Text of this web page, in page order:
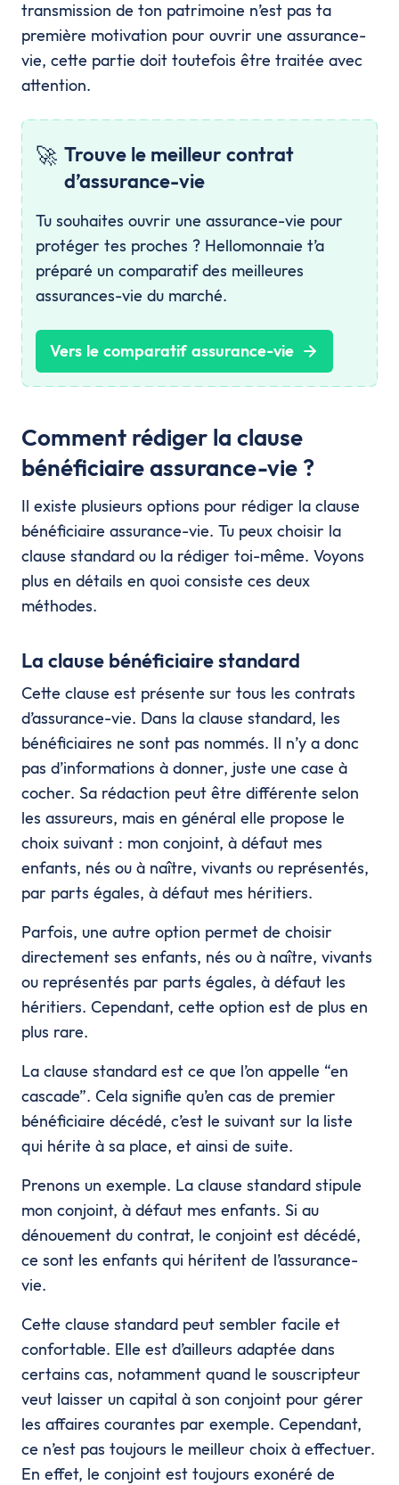
transmission de ton patrimoine n’est pas ta
première motivation pour ouvrir une assurance-
vie, cette partie doit toutefois être traitée avec
attention.
🚀 Trouve le meilleur contrat
d’assurance-vie
Tu souhaites ouvrir une assurance-vie pour
protéger tes proches ? Hellomonnaie t’a
préparé un comparatif des meilleures
assurances-vie du marché.
Vers le comparatif assurance-vie
Comment rédiger la clause
bénéficiaire assurance-vie ?
Il existe plusieurs options pour rédiger la clause
bénéficiaire assurance-vie. Tu peux choisir la
clause standard ou la rédiger toi-même. Voyons
plus en détails en quoi consiste ces deux
méthodes.
La clause bénéficiaire standard
Cette clause est présente sur tous les contrats
d’assurance-vie. Dans la clause standard, les
bénéficiaires ne sont pas nommés. Il n’y a donc
pas d’informations à donner, juste une case à
cocher. Sa rédaction peut être différente selon
les assureurs, mais en général elle propose le
choix suivant : mon conjoint, à défaut mes
enfants, nés ou à naître, vivants ou représentés,
par parts égales, à défaut mes héritiers.
Parfois, une autre option permet de choisir
directement ses enfants, nés ou à naître, vivants
ou représentés par parts égales, à défaut les
héritiers. Cependant, cette option est de plus en
plus rare.
La clause standard est ce que l’on appelle “en
cascade”. Cela signifie qu’en cas de premier
bénéficiaire décédé, c’est le suivant sur la liste
qui hérite à sa place, et ainsi de suite.
Prenons un exemple. La clause standard stipule
mon conjoint, à défaut mes enfants. Si au
dénouement du contrat, le conjoint est décédé,
ce sont les enfants qui héritent de l’assurance-
vie.
Cette clause standard peut sembler facile et
confortable. Elle est d’ailleurs adaptée dans
certains cas, notamment quand le souscripteur
veut laisser un capital à son conjoint pour gérer
les affaires courantes par exemple. Cependant,
ce n’est pas toujours le meilleur choix à effectuer.
En effet, le conjoint est toujours exonéré de